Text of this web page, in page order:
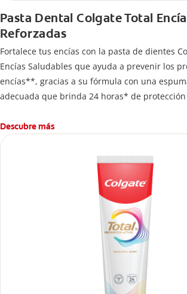
Pasta Dental Colgate Total
Reforzadas
Fortalece tus encías con la pasta de dientes
Encías Saludables que ayuda a prevenir los
encías**, gracias a su fórmula con una
adecuada que brinda 24 horas* de
Descubre más